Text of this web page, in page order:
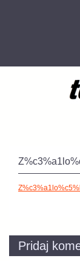
Pridaj